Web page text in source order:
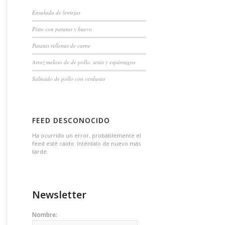
Ensalada de lentejas
Pisto con patatas y huevo
Patatas rellenas de carne
Arroz meloso de de pollo, setas y espárragos
Salteado de pollo con verduras
FEED DESCONOCIDO
Ha ocurrido un error, probablemente el
feed esté caído. Inténtalo de nuevo más
tarde.
Newsletter
Nombre: